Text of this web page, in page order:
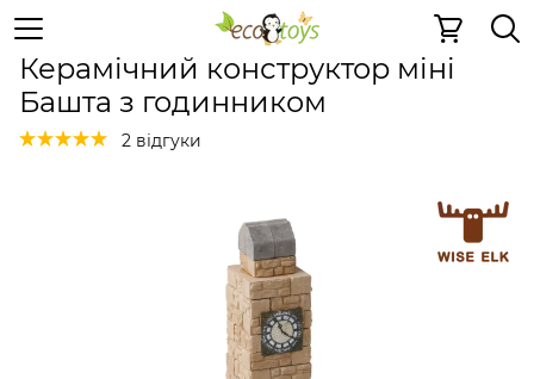
Керамічні конструктори Керамічний конструктор
Керамічний конструктор міні
Башта з годинником
2 відгуки